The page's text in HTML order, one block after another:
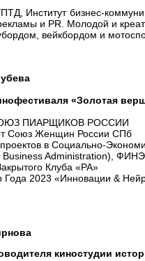
Институт бизнес-
и PR. Молодой и
вейкбордом и
«Золотая
ПИАРЩИКОВ РОССИИ
Союз Женщин России СПб
в Социально-
Business Administration),
Клуба «РА»
Года 2023 «Инновации &
киностудии